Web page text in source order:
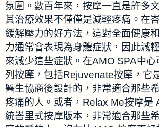
氛圍。數百年來，按摩一直是許多
其治療效果不僅僅是減輕疼痛。在
緩解壓力的好方法，這對全面健康
力通常會表現為身體症狀，因此減
來減少這些症狀。在AMO SPA中心
列按摩，包括Rejuvenate按摩，它
醫生協商後設計的，非常適合那些
疼痛的人。或者，Relax Me按摩是
統峇里式按摩版本，非常適合那些